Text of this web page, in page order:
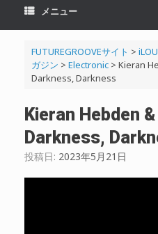
メニュー
FUTUREGROOVEサイト >
ガジン > Electronic> Kieran
Darkness, Darkness
Kieran Hebden
Darkness,
投稿日: 2023年5月21日